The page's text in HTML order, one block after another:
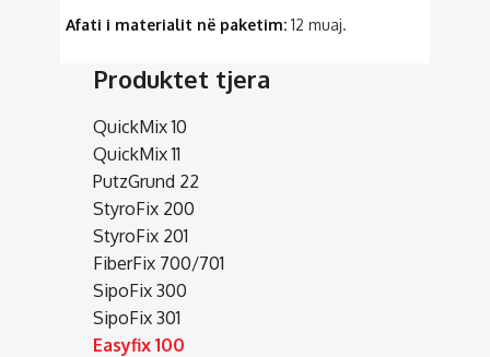
Afati i materialit në paketim: 12 muaj.
Produktet tjera
QuickMix 10
QuickMix 11
PutzGrund 22
StyroFix 200
StyroFix 201
FiberFix 700/701
SipoFix 300
SipoFix 301
Easyfix 100